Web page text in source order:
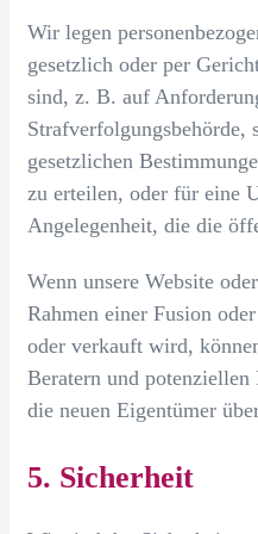
Wir legen
gesetzlich oder per
sind, z. B. auf
Strafverfolgungsbehörde,
gesetzlichen
zu erteilen, oder für eine
Angelegenheit, die die
Wenn unsere Website
Rahmen einer Fusion
oder verkauft wird,
Beratern und
die neuen Eigentümer
5. Sicherheit